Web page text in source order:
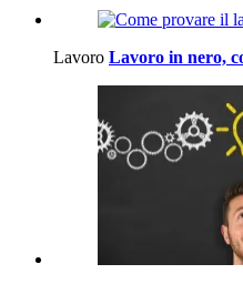
Lavoro Lavoro in nero,